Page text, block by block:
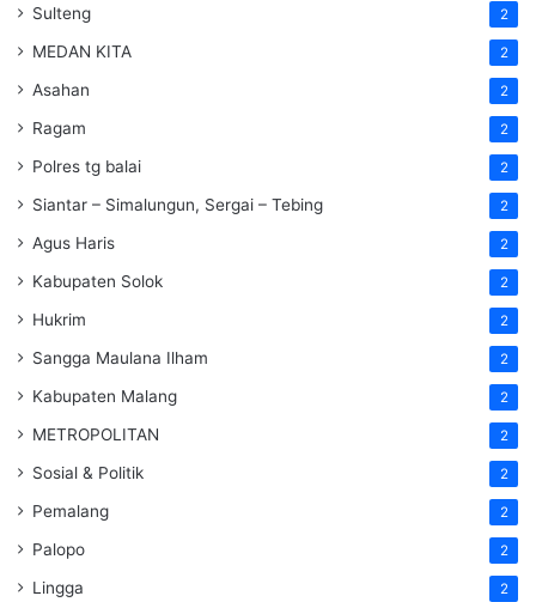
Sulteng 2
MEDAN KITA 2
Asahan 2
Ragam 2
Polres tg balai 2
Siantar – Simalungun, Sergai – Tebing 2
Agus Haris 2
Kabupaten Solok 2
Hukrim 2
Sangga Maulana Ilham 2
Kabupaten Malang 2
METROPOLITAN 2
Sosial & Politik 2
Pemalang 2
Palopo 2
Lingga 2